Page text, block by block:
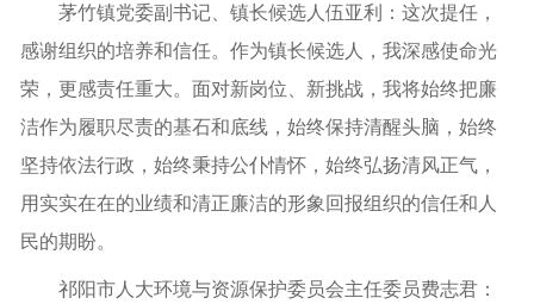
茅竹镇党委副书记、镇长候选人伍亚利：这次提任，
感谢组织的培养和信任。作为镇长候选人，我深感使命光
荣，更感责任重大。面对新岗位、新挑战，我将始终把廉
洁作为履职尽责的基石和底线，始终保持清醒头脑，始终
坚持依法行政，始终秉持公仆情怀，始终弘扬清风正气，
用实实在在的业绩和清正廉洁的形象回报组织的信任和人
民的期盼。
祁阳市人大环境与资源保护委员会主任委员费志君：